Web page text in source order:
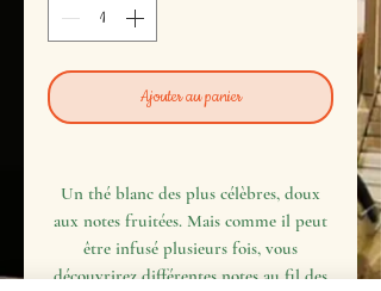
Ajouter au panier
Un thé blanc des plus célèbres, doux
aux notes fruitées. Mais comme il peut
être infusé plusieurs fois, vous
découvrirez différentes notes au fil des